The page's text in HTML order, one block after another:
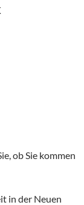
ob Sie kommen
in der Neuen